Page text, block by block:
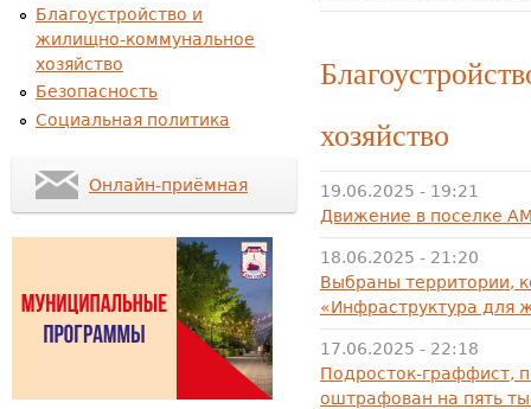
хозяйство
19.06.2025 - 19:21
Движение в поселке
18.06.2025 - 21:20
Выбраны территории,
«Инфраструктура для
17.06.2025 - 22:18
Подросток-граффист,
оштрафован на пять
Благоустройство и
жилищно-коммунальное
хозяйство
Безопасность
Социальная политика
Онлайн-приёмная